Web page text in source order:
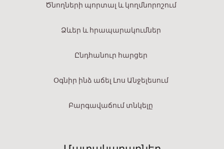
Ծնողների պորտալ և կողմնորոշում
Ձևեր և հրապարակումներ
Ընդհանուր հարցեր
Օգնիր ինձ աճել Լոս Անջելեսում
Բարգավաճում տնկելը